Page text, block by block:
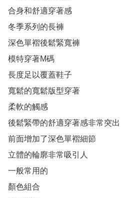
合身和舒適穿著感
冬季系列的長褲
深色單褶後鬆緊寬褲
模特穿著M碼
長度足以覆蓋鞋子
寬鬆的寬鬆版型穿著
柔軟的觸感
後鬆緊帶的舒適穿著感非常突出
前面增加了深色單褶細節
立體的輪廓非常吸引人
一般常用的
顏色組合